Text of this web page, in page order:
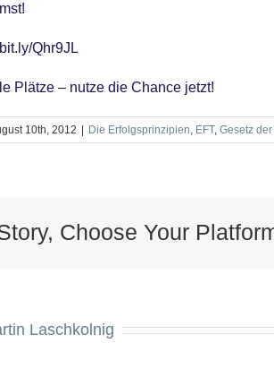
Qhr9JL
Plätze – nutze die Chance jetzt!
10th, 2012 Die Erfolgsprinzipien, EFT, Gesetz
Choose Your
Laschkolnig